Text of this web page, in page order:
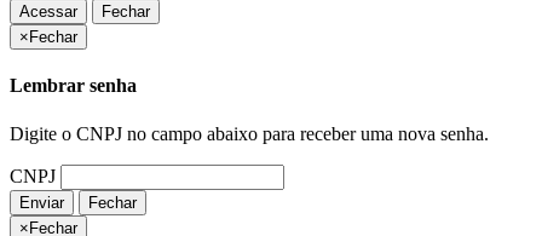
Acessar
Fechar
× Fechar
Lembrar senha
Digite o CNPJ no campo abaixo para receber uma nova senha.
CNPJ
Enviar
Fechar
×Fechar